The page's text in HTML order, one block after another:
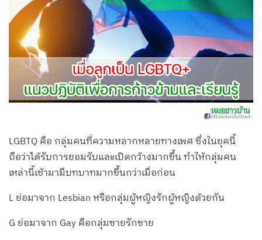
LGBTQ คือ กลุ่มคนที่ความหลากหลายทางเพศ ซึ่งในยุคนี้
ถือว่าได้รับการยอมรับและเปิดกว้างมากขึ้น ทำให้กลุ่มคน
เหล่านี้เข้ามามีบทบาทมากขึ้นกว่าเมื่อก่อน
L ย่อมาจาก Lesbian หรือกลุ่มผู้หญิงรักผู้หญิงด้วยกัน
G ย่อมาจาก Gay คือกลุ่มชายรักชาย